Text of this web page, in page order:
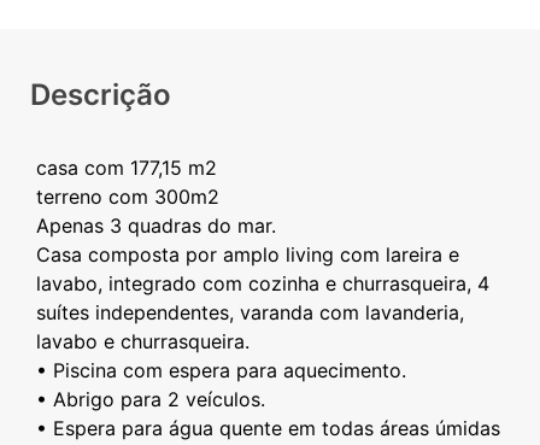
Descrição
casa com 177,15 m2
terreno com 300m2
Apenas 3 quadras do mar.
Casa composta por amplo living com lareira e
lavabo, integrado com cozinha e churrasqueira, 4
suítes independentes, varanda com lavanderia,
lavabo e churrasqueira.
• Piscina com espera para aquecimento.
• Abrigo para 2 veículos.
• Espera para água quente em todas áreas úmidas